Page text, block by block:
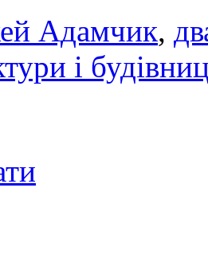
Адамчик,
і